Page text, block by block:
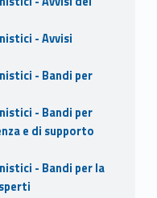
- Avvisi
- Bandi per
- Bandi per
e di supporto
- Bandi per la